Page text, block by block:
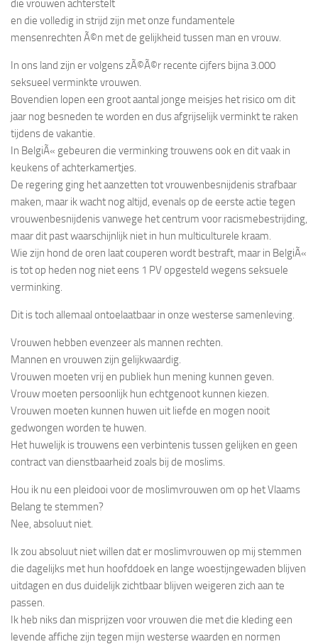
die vrouwen achterstelt
en die volledig in strijd zijn met onze fundamentele
mensenrechten Ã©n met de gelijkheid tussen man en vrouw.
In ons land zijn er volgens zÃ©Ã©r recente cijfers bijna 3.000
seksueel verminkte vrouwen.
Bovendien lopen een groot aantal jonge meisjes het risico om dit
jaar nog besneden te worden en dus afgrijselijk verminkt te raken
tijdens de vakantie.
In BelgiÃ« gebeuren die verminking trouwens ook en dit vaak in
keukens of achterkamertjes.
De regering ging het aanzetten tot vrouwenbesnijdenis strafbaar
maken, maar ik wacht nog altijd, evenals op de eerste actie tegen
vrouwenbesnijdenis vanwege het centrum voor racismebestrijding,
maar dit past waarschijnlijk niet in hun multiculturele kraam.
Wie zijn hond de oren laat couperen wordt bestraft, maar in BelgiÃ«
is tot op heden nog niet eens 1 PV opgesteld wegens seksuele
verminking.
Dit is toch allemaal ontoelaatbaar in onze westerse samenleving.
Vrouwen hebben evenzeer als mannen rechten.
Mannen en vrouwen zijn gelijkwaardig.
Vrouwen moeten vrij en publiek hun mening kunnen geven.
Vrouw moeten persoonlijk hun echtgenoot kunnen kiezen.
Vrouwen moeten kunnen huwen uit liefde en mogen nooit
gedwongen worden te huwen.
Het huwelijk is trouwens een verbintenis tussen gelijken en geen
contract van dienstbaarheid zoals bij de moslims.
Hou ik nu een pleidooi voor de moslimvrouwen om op het Vlaams
Belang te stemmen?
Nee, absoluut niet.
Ik zou absoluut niet willen dat er moslimvrouwen op mij stemmen
die dagelijks met hun hoofddoek en lange woestijngewaden blijven
uitdagen en dus duidelijk zichtbaar blijven weigeren zich aan te
passen.
Ik heb niks dan misprijzen voor vrouwen die met die kleding een
levende affiche zijn tegen mijn westerse waarden en normen